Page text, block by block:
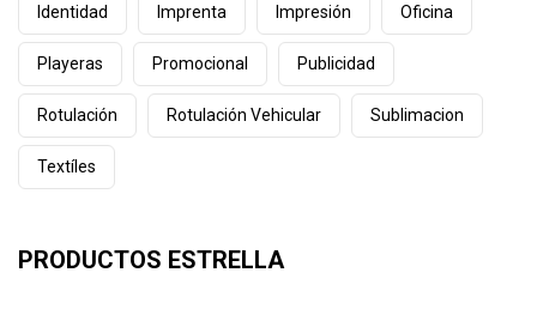
Identidad Imprenta Impresión Oficina
Playeras Promocional Publicidad
Rotulación Rotulación Vehicular Sublimacion
Textíles
PRODUCTOS ESTRELLA